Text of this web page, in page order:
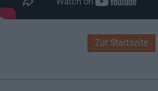
Zur Startseite